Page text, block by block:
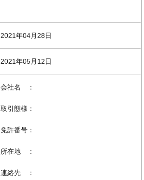
2021年04月28日
2021年05月12日
会社名 ：
取引態様：
免許番号：
所在地 ：
連絡先 ：